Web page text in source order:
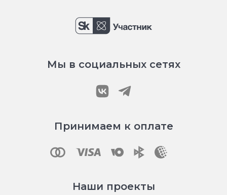
Мы в социальных сетях
Принимаем к оплате
Наши проекты